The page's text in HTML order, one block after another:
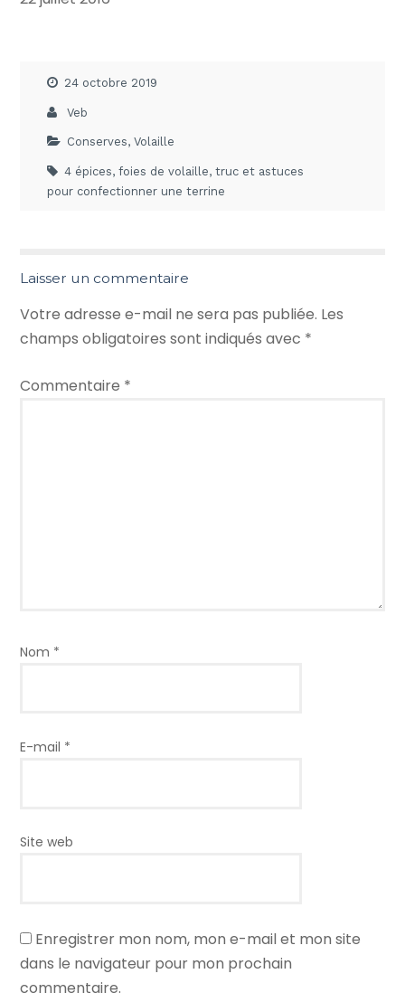
24 octobre 2019
Veb
Conserves,Volaille
4 épices,foies de volaille,truc et astuces
pour confectionner une terrine
Laisser un commentaire
Votre adresse e-mail ne sera pas publiée. Les
champs obligatoires sont indiqués avec *
Commentaire *
Nom *
E-mail *
Site web
Enregistrer mon nom, mon e-mail et mon site
dans le navigateur pour mon prochain
commentaire.